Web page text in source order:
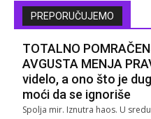
PREPORUČUJEMO
TOTALNO
AVGUSTA MENJA
videlo, a ono što je
moći da se ignoriše
Spolja mir. Iznutra haos. U